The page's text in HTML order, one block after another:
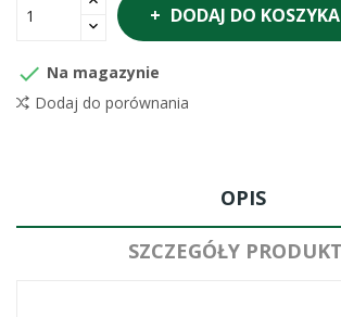
DODAJ DO KOSZYKA
 Na magazynie
Dodaj do porównania
OPIS
SZCZEGÓŁY